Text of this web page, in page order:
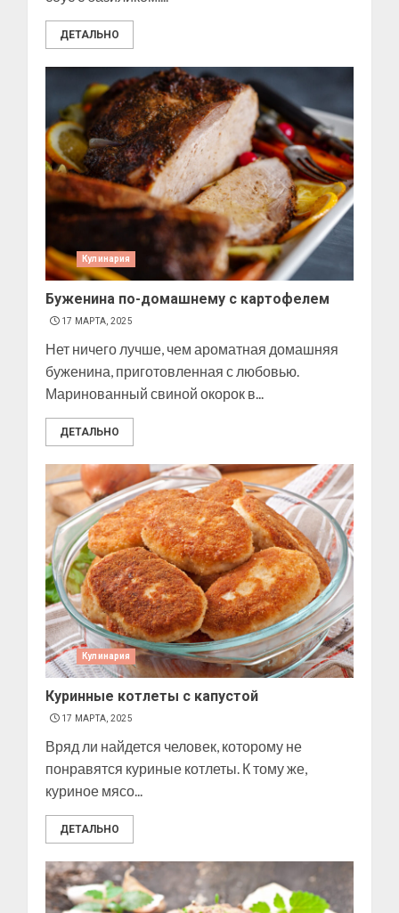
ДЕТАЛЬНО
Кулинария
Буженина по-домашнему с картофелем
17 МАРТА, 2025
Нет ничего лучше, чем ароматная домашняя
буженина, приготовленная с любовью.
Маринованный свиной окорок в...
ДЕТАЛЬНО
Кулинария
Куринные котлеты с капустой
17 МАРТА, 2025
Вряд ли найдется человек, которому не
понравятся куриные котлеты. К тому же,
куриное мясо...
ДЕТАЛЬНО